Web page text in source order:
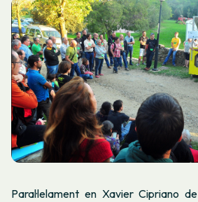
Paral·lelament en Xavier Cipriano de